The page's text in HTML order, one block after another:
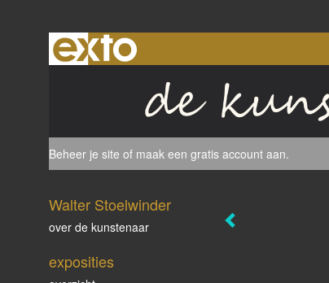
Beheer je site of maak een gratis account aan.
Walter Stoelwinder
over de kunstenaar
exposities